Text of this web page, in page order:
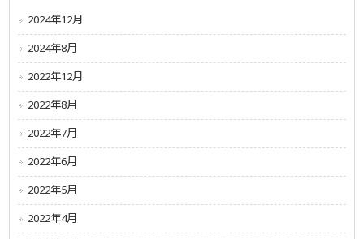
2024年12月
2024年8月
2022年12月
2022年8月
2022年7月
2022年6月
2022年5月
2022年4月